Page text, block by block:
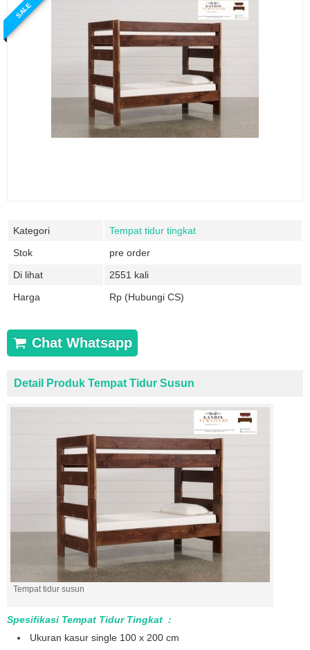
SALE
Kategori
Tempat tidur tingkat
Stok
pre order
Di lihat
2551 kali
Harga
Rp (Hubungi CS)
Chat Whatsapp
Detail Produk Tempat Tidur Susun
Tempat tidur susun
Spesifikasi Tempat Tidur Tingkat :
Ukuran kasur single 100 x 200 cm